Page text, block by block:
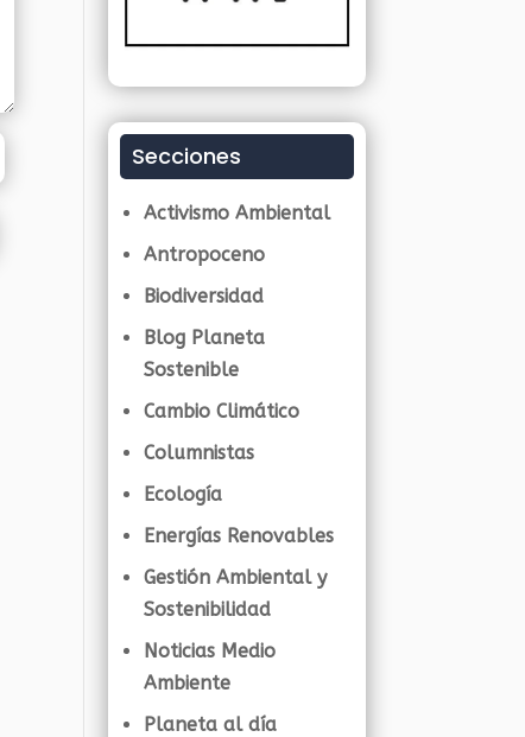
Secciones
Activismo Ambiental
Antropoceno
Biodiversidad
Blog Planeta
Sostenible
Cambio Climático
Columnistas
Ecología
Energías Renovables
Gestión Ambiental y
Sostenibilidad
Noticias Medio
Ambiente
Planeta al día